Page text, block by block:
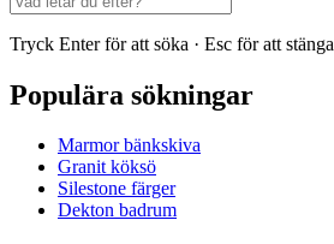
Tryck Enter för att söka · Esc för att stänga
Populära sökningar
Marmor bänkskiva
Granit köksö
Silestone färger
Dekton badrum